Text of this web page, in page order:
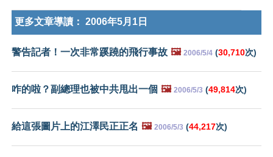
更多文章導讀： 2006年5月1日
警告記者！一次非常蹊蹺的飛行事故 🖼️ 2006/5/4 (30,710次)
咋的啦？副總理也被中共甩出一個 🖼️ 2006/5/3 (49,814次)
給這張圖片上的江澤民正正名 🖼️ 2006/5/3 (44,217次)